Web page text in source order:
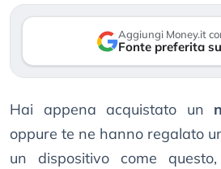
Aggiungi Money.it
Fonte preferita
Hai appena acquistato un
oppure te ne hanno regalato
un dispositivo come